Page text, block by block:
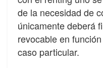
de la necesidad de
únicamente deberáfi
revocable en
caso particular.